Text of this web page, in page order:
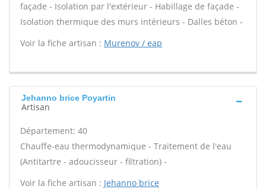
façade - Isolation par l'extérieur - Habillage de façade -
Isolation thermique des murs intérieurs - Dalles béton -
Voir la fiche artisan : Murenov / eap
Jehanno brice Poyartin
Artisan
Département: 40
Chauffe-eau thermodynamique - Traitement de l'eau
(Antitartre - adoucisseur - filtration) -
Voir la fiche artisan : Jehanno brice